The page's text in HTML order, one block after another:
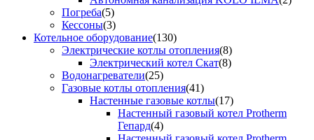
Погреба(5)
Кессоны(3)
Котельное оборудование(130)
Электрические котлы отопления(8)
Электрический котел Скат(8)
Водонагреватели(25)
Газовые котлы отопления(41)
Настенные газовые котлы(17)
Настенный газовый котел Protherm
Гепард(4)